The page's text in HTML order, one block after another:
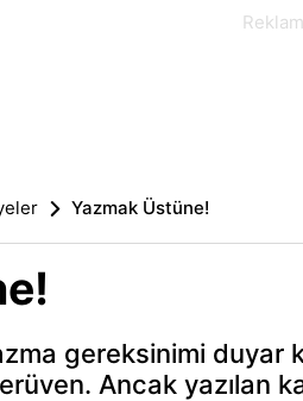
Yazmak Üstüne!
gereksinimi
Ancak yazılan